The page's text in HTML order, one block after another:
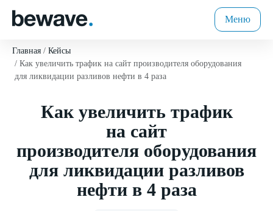
Меню
Главная
Кейсы
Как увеличить трафик на сайт производителя оборудования
для ликвидации разливов нефти в 4 раза
Как увеличить трафик
на сайт
производителя оборудования
для ликвидации разливов
нефти в 4 раза